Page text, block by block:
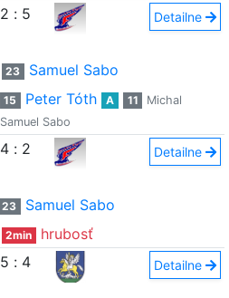
2 : 5 Detailne
23 Samuel Sabo
15 Peter Tóth A 11
Michal
Samuel Sabo
4 : 2 Detailne
23 Samuel Sabo
2min
hrubosť
5 : 4 Detailne